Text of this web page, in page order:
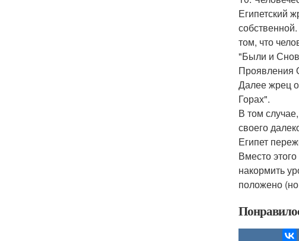
Египетский
том, что
"Были и
Проявления
Далее жрец
Горах".
В том
своего
Египет
Вместо
накормить
положено